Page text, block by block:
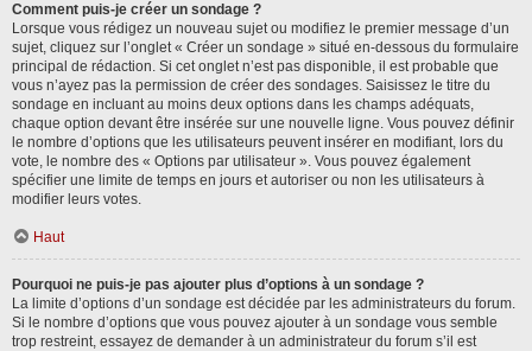
Comment puis-je créer un sondage ?
Lorsque vous rédigez un nouveau sujet ou modifiez le premier message d’un
sujet, cliquez sur l’onglet « Créer un sondage » situé en-dessous du formulaire
principal de rédaction. Si cet onglet n’est pas disponible, il est probable que
vous n’ayez pas la permission de créer des sondages. Saisissez le titre du
sondage en incluant au moins deux options dans les champs adéquats,
chaque option devant être insérée sur une nouvelle ligne. Vous pouvez définir
le nombre d’options que les utilisateurs peuvent insérer en modifiant, lors du
vote, le nombre des « Options par utilisateur ». Vous pouvez également
spécifier une limite de temps en jours et autoriser ou non les utilisateurs à
modifier leurs votes.
Haut
Pourquoi ne puis-je pas ajouter plus d’options à un sondage ?
La limite d’options d’un sondage est décidée par les administrateurs du forum.
Si le nombre d’options que vous pouvez ajouter à un sondage vous semble
trop restreint, essayez de demander à un administrateur du forum s’il est